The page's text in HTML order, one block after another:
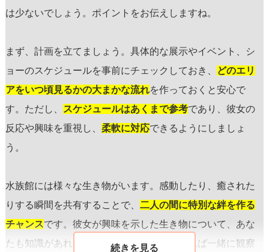
は少ないでしょう。ポイントをお伝えしますね。
まず、計画を立てましょう。具体的な展示やイベント、シ
ョーのスケジュールを事前にチェックしておき、
どのエリ
アをいつ頃見るかの大まかな流れを作っておくと安心で
す。ただし、
スケジュールはあくまで参考であり、彼女の
反応や興味を重視し、 柔軟に対応できるようにしましょ
う。
水族館には様々な生き物がいます。感動したり、癒された
りする瞬間を共有することで、 二人の間に特別な絆を作る
チャンスです。彼女が興味を示した生き物について、あな
たも知識があれば話を振ったり、知らなければ一緒に観察